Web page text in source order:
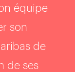
équipe
son
de
de ses